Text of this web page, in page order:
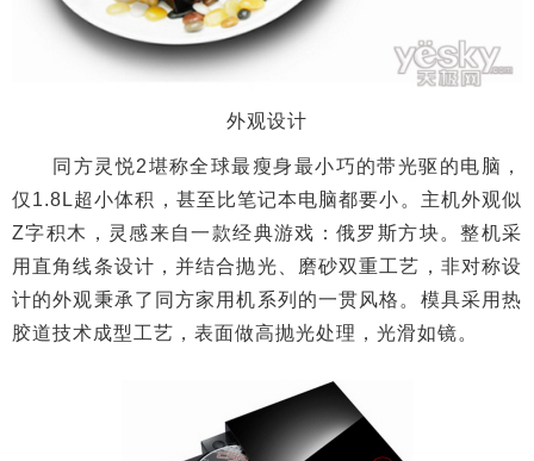
外观设计
同方灵悦2堪称全球最瘦身最小巧的带光驱的电脑，
仅1.8L超小体积，甚至比笔记本电脑都要小。主机外观似
Z字积木，灵感来自一款经典游戏：俄罗斯方块。整机采
用直角线条设计，并结合抛光、磨砂双重工艺，非对称设
计的外观秉承了同方家用机系列的一贯风格。模具采用热
胶道技术成型工艺，表面做高抛光处理，光滑如镜。